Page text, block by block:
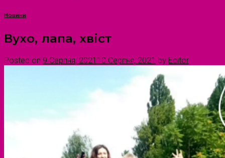
Новини
Вухо, лапа, хвіст
Posted on 9 Серпня, 2021 10 Серпня, 2021 by Editor